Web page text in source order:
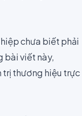
chưa biết phải
bài viết này,
trị thương hiệu trực